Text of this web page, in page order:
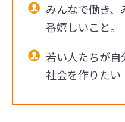
みんなで働き
番嬉しいこと。
若い人たちが自
社会を作りたい